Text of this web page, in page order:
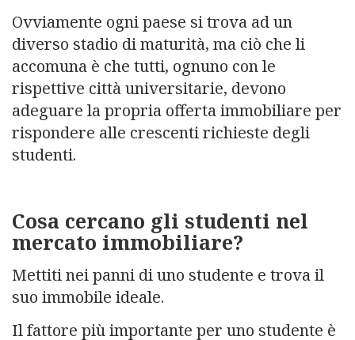
Ovviamente ogni paese si trova ad un
diverso stadio di maturità, ma ciò che li
accomuna è che tutti, ognuno con le
rispettive città universitarie, devono
adeguare la propria offerta immobiliare per
rispondere alle crescenti richieste degli
studenti.
Cosa cercano gli studenti nel
mercato immobiliare?
Mettiti nei panni di uno studente e trova il
suo immobile ideale.
Il fattore più importante per uno studente è